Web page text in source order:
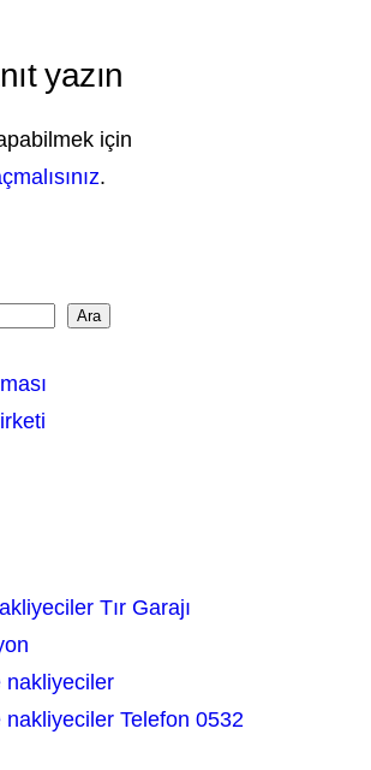
yazın
için
.
Ara
Tır Garajı
nakliyeciler
nakliyeciler Telefon 0532